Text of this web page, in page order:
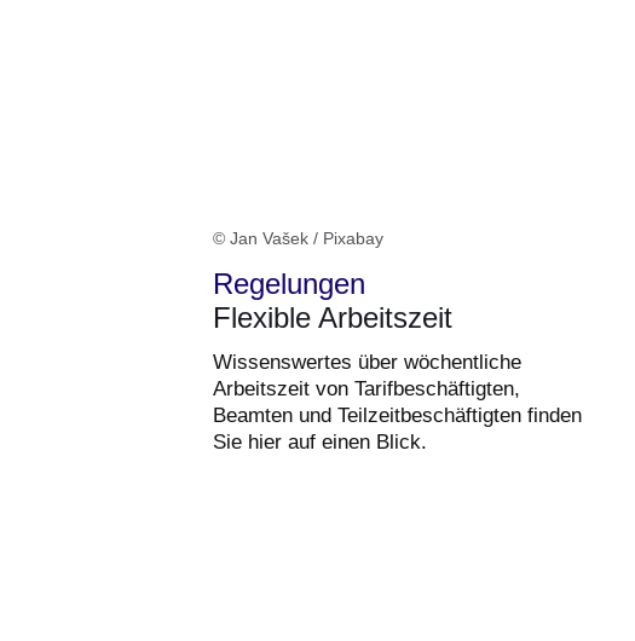
© Jan Vašek / Pixabay
Regelungen
Flexible Arbeitszeit
Wissenswertes über wöchentliche
Arbeitszeit von Tarifbeschäftigten,
Beamten und Teilzeitbeschäftigten finden
Sie hier auf einen Blick.